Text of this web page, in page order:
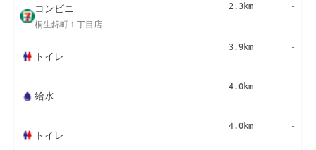
コンビニ
桐生錦町１丁目店
2.3km -
トイレ
3.9km -
給水
4.0km -
トイレ
4.0km -